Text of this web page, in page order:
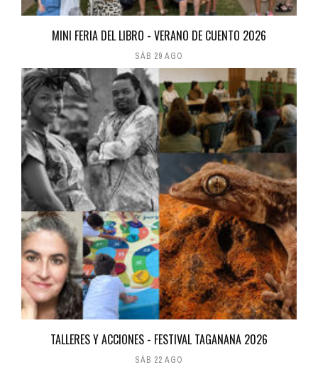
MINI FERIA DEL LIBRO - VERANO DE CUENTO 2026
SÁB 29 AGO
TALLERES Y ACCIONES - FESTIVAL TAGANANA 2026
SÁB 22 AGO